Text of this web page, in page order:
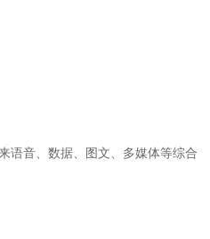
语音、数据、图文、多媒体等综合